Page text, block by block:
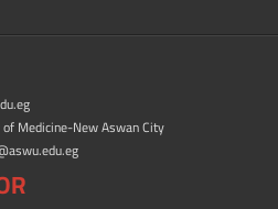
Medicine-New Aswan City